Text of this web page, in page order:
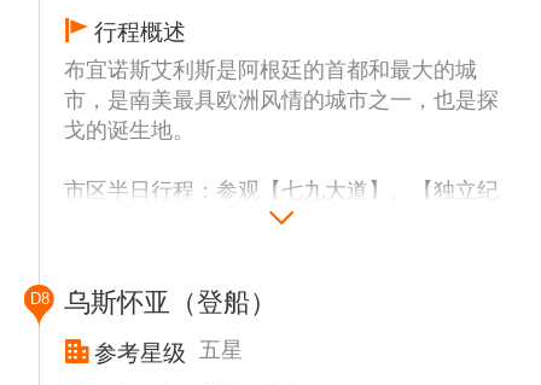
高乔(阿根廷牛仔)的生活与精神风貌。庄园的
最大亮点之一是传统的阿根廷烧烤(阿萨多)，
您可以品尝到鲜美的烤肉、香肠以及其他地道
的阿根廷特色菜肴，体验正宗的美食文化。
除了美食，庄园还提供精彩的【民俗舞蹈表
这些舞蹈展现了阿根廷丰富的音乐和舞蹈传
统，充满激情与节奏感。游客还可以欣赏到高
精湛技艺和阿根廷传统的工作方式，令人叹为
观止。
之后晚上安排观看【探戈秀表演（含当地特色
行程概述
布宜诺斯艾利斯是阿根廷的首都和最大的城
市，是南美最具欧洲风情的城市之一，也是探
戈的诞生地。
市区半日行程：参观【七九大道】、【独立纪
念碑】、【国会广场】、【五月广场】、【总
D8 乌斯怀亚（登船）
参考星级 五星